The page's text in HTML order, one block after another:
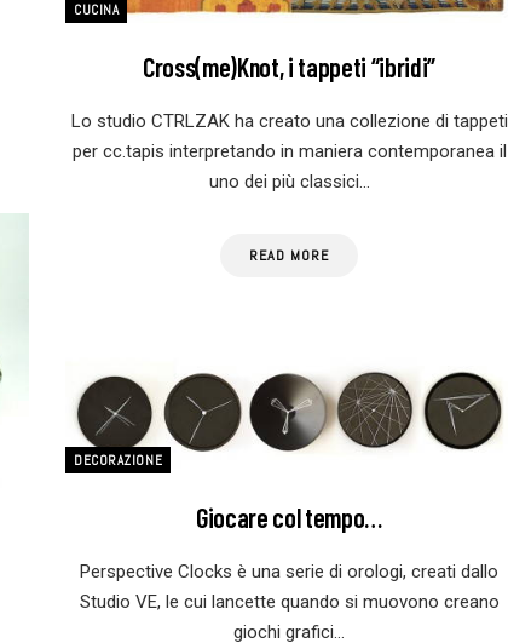
CUCINA
Cross(me)Knot, i tappeti “ibridi”
Lo studio CTRLZAK ha creato una collezione di tappeti
per cc.tapis interpretando in maniera contemporanea il
uno dei più classici…
READ MORE
DECORAZIONE
Giocare col tempo…
Perspective Clocks è una serie di orologi, creati dallo
Studio VE, le cui lancette quando si muovono creano
giochi grafici…